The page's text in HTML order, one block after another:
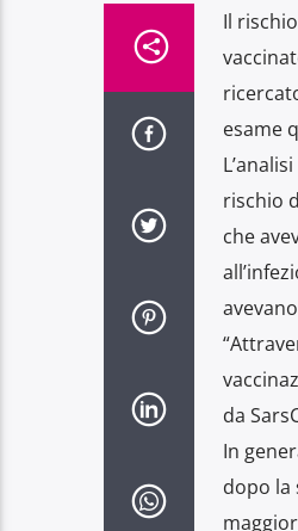
Il
esame
rischio
che
da
In
dopo la